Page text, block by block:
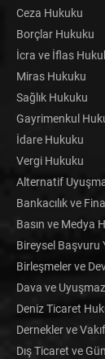
Ceza Hukuku
Borçlar Hukuku
İcra ve İflas
Miras Hukuku
Sağlık Hukuku
Gayrimenkul
İdare Hukuku
Vergi Hukuku
Alternatif
Bankacılık ve
Basın ve Medya
Bireysel Başvuru
Birleşmeler ve
Dava ve
Deniz Ticaret
Dernekler ve
Dış Ticaret ve